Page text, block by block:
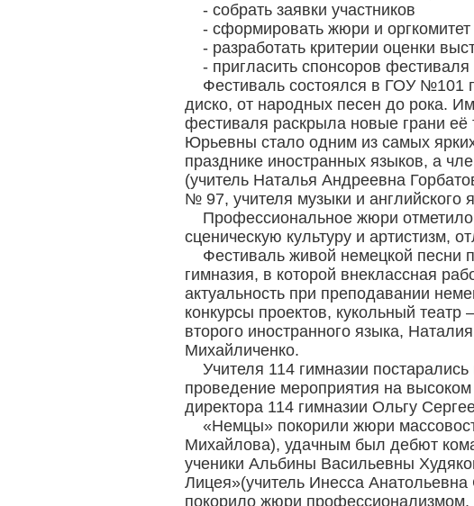
- собрать заявки участников
- сформировать жюри и
- разработать критерии оценки
- пригласить спонсоров фестиваля
Фестиваль состоялся в ГОУ №101
диско, от народных песен до рока.
фестиваля раскрыла новые грани её
Юрьевны стало одним из самых
празднике иностранных языков, а
(учитель Наталья Андреевна
№ 97, учителя музыки и
Профессиональное жюри
сценическую культуру и артистизм,
Фестиваль живой немецкой песни
гимназия, в которой внеклассная
актуальность при преподавании
конкурсы проектов, кукольный
второго иностранного языка,
Михайличенко.
Учителя 114 гимназии
проведение мероприятия на высоком
директора 114 гимназии Ольгу
«Немцы» покорили жюри
Михайлова), удачным был дебют
ученики Альбины Васильевны
Лицея»(учитель Инесса
покорило жюри профессионализмом,